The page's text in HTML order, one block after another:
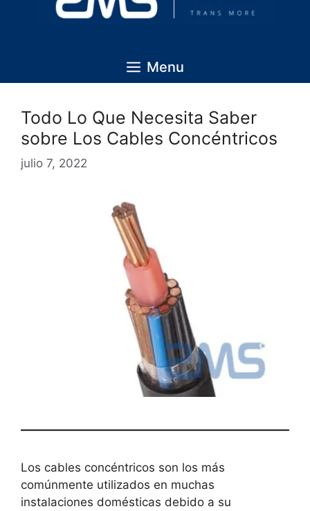
Menu
Todo Lo Que Necesita Saber
sobre Los Cables Concéntricos
julio 7, 2022
Los cables concéntricos son los más
comúnmente utilizados en muchas
instalaciones domésticas debido a su